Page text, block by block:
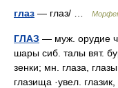
глаз — глаз/ …
ГЛАЗ — муж. орудие
шары сиб. талы вят.
зенки; мн. глаза,
глазища ·увел.